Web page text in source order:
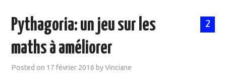
2
Pythagoria: un jeu sur les
maths à améliorer
Posted on 17 février 2016 byVinciane